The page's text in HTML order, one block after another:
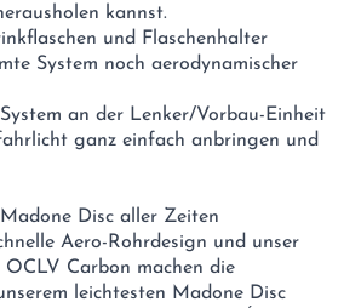
kannst.
und Flaschenhalter
System noch aerodynamischer
an der Lenker/Vorbau-Einheit
ganz einfach anbringen und
Disc aller Zeiten
Aero-Rohrdesign und unser
OCLV Carbon machen die
leichtesten Madone Disc